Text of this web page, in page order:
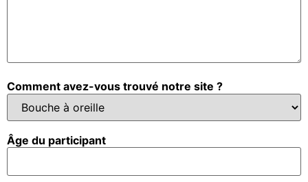
Comment avez-vous trouvé notre site ?
Âge du participant